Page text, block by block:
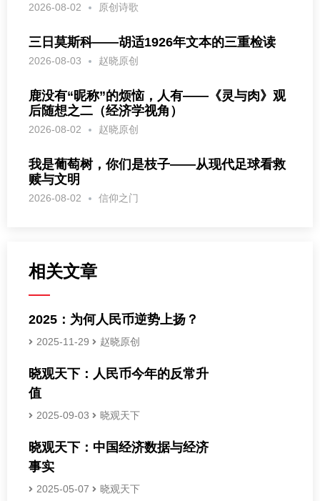
2026-08-02 原创诗歌
三日莫斯科——胡适1926年文本的三重检读
2026-08-03 赵晓原创
鹿没有“昵称”的烦恼，人有——《灵与肉》观
后随想之二（经济学视角）
2026-08-02 赵晓原创
我是葡萄树，你们是枝子——从现代足球看救
赎与文明
2026-08-02 信仰之门
相关文章
2025：为何人民币逆势上扬？
2025-11-29 赵晓原创
晓观天下：人民币今年的反常升
值
2025-09-03 晓观天下
晓观天下：中国经济数据与经济
事实
2025-05-07 晓观天下